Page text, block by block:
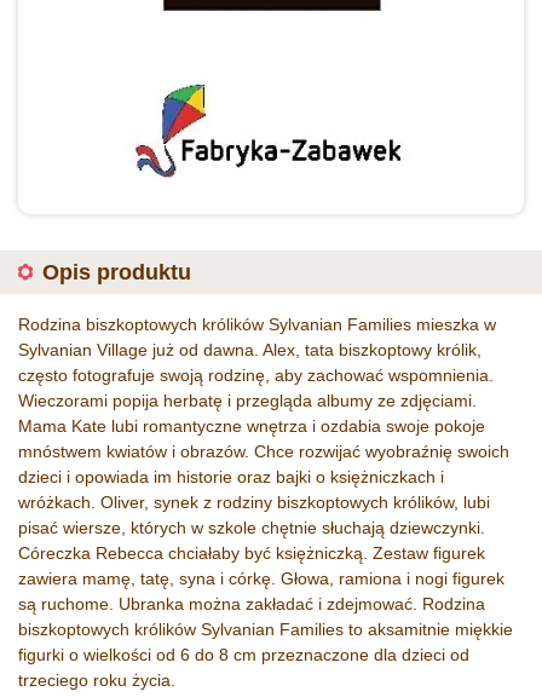
Opis produktu
Rodzina biszkoptowych królików Sylvanian Families mieszka w
Sylvanian Village już od dawna. Alex, tata biszkoptowy królik,
często fotografuje swoją rodzinę, aby zachować wspomnienia.
Wieczorami popija herbatę i przegląda albumy ze zdjęciami.
Mama Kate lubi romantyczne wnętrza i ozdabia swoje pokoje
mnóstwem kwiatów i obrazów. Chce rozwijać wyobraźnię swoich
dzieci i opowiada im historie oraz bajki o księżniczkach i
wróżkach. Oliver, synek z rodziny biszkoptowych królików, lubi
pisać wiersze, których w szkole chętnie słuchają dziewczynki.
Córeczka Rebecca chciałaby być księżniczką. Zestaw figurek
zawiera mamę, tatę, syna i córkę. Głowa, ramiona i nogi figurek
są ruchome. Ubranka można zakładać i zdejmować. Rodzina
biszkoptowych królików Sylvanian Families to aksamitnie miękkie
figurki o wielkości od 6 do 8 cm przeznaczone dla dzieci od
trzeciego roku życia.